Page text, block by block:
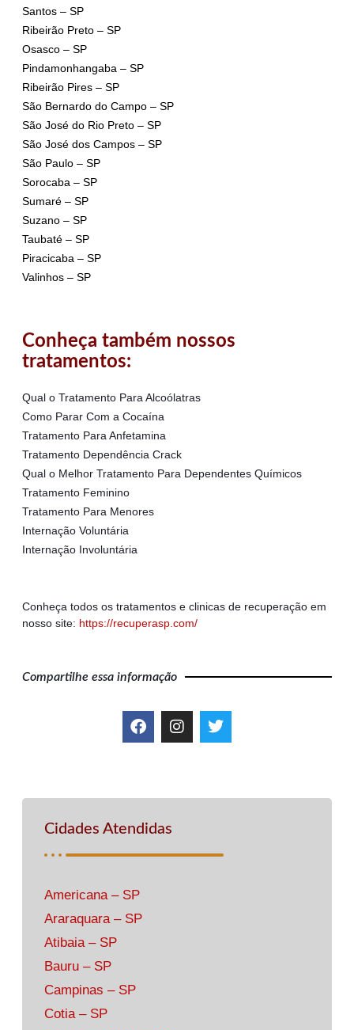
Santos – SP
Ribeirão Preto – SP
Osasco – SP
Pindamonhangaba – SP
Ribeirão Pires – SP
São Bernardo do Campo – SP
São José do Rio Preto – SP
São José dos Campos – SP
São Paulo – SP
Sorocaba – SP
Sumaré – SP
Suzano – SP
Taubaté – SP
Piracicaba – SP
Valinhos – SP
Conheça também nossos
tratamentos:
Qual o Tratamento Para Alcoólatras
Como Parar Com a Cocaína
Tratamento Para Anfetamina
Tratamento Dependência Crack
Qual o Melhor Tratamento Para Dependentes Químicos
Tratamento Feminino
Tratamento Para Menores
Internação Voluntária
Internação Involuntária
Conheça todos os tratamentos e clinicas de recuperação em
nosso site: https://recuperasp.com/
Compartilhe essa informação
Cidades Atendidas
Americana – SP
Araraquara – SP
Atibaia – SP
Bauru – SP
Campinas – SP
Cotia – SP